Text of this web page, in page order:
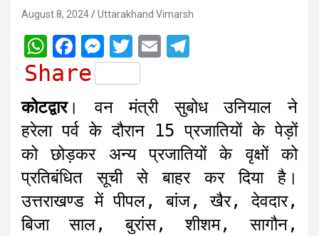
August 8, 2024 Uttarakhand Vimarsh
W
h
t
s
A
p
p
F
a
e
b
o
o
k
M
e
s
s
e
n
g
e
T
w
i
t
t
e
r
E
l
l
e
g
r
a
m
Share
कोटद्वार। वन मंत्री सुबोध उनियाल ने
हरेला पर्व के दौरान 15 प्रजातियों के पेड़ों
को छोड़कर अन्य प्रजातियों के वृक्षों को
प्रतिबंधित सूची से बाहर कर दिया है।
उत्तराखण्ड में पीपल, बांज, खैर, देवदार,
बिजा साल, बुरांस, शीशम, सागौन,